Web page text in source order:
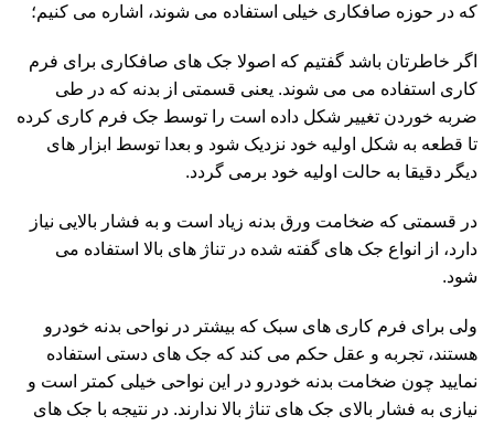
که در حوزه صافکاری خیلی استفاده می شوند، اشاره می کنیم؛
اگر خاطرتان باشد گفتیم که اصولا جک های صافکاری برای فرم
کاری استفاده می می شوند. یعنی قسمتی از بدنه که در طی
ضربه خوردن تغییر شکل داده است را توسط جک فرم کاری کرده
تا قطعه به شکل اولیه خود نزدیک شود و بعدا توسط ابزار های
دیگر دقیقا به حالت اولیه خود برمی گردد.
در قسمتی که ضخامت ورق بدنه زیاد است و به فشار بالایی نیاز
دارد، از انواع جک های گفته شده در تناژ های بالا استفاده می
شود.
ولی برای فرم کاری های سبک که بیشتر در نواحی بدنه خودرو
هستند، تجربه و عقل حکم می کند که جک های دستی استفاده
نمایید چون ضخامت بدنه خودرو در این نواحی خیلی کمتر است و
نیازی به فشار بالای جک های تناژ بالا ندارند. در نتیجه با جک های